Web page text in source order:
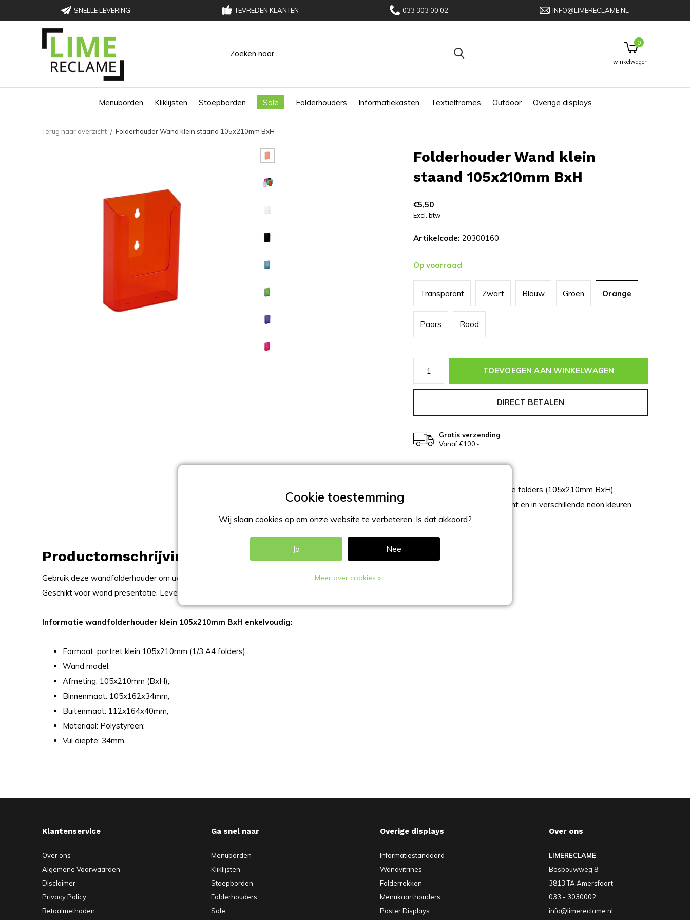
SNELLE LEVERING TEVREDEN KLANTEN 033 303 00 02 INFO@LIMERECLAME.NL
Menuborden Kliklijsten Stoepborden Folderhouders
Sale Informatiekasten Textielframes Outdoor Overige displays
winkelwagen
0
Terug naar overzicht Folderhouder Wand klein staand 105x210mm BxH
Folderhouder Wand klein
staand 105x210mm BxH
€5,50
Excl. btw
Artikelcode: 20300160
Op voorraad
Transparant Zwart Blauw Groen Orange
Paars Rood
TOEVOEGEN AAN WINKELWAGEN
DIRECT BETALEN
Gratis verzending
Vanaf €100,-
Beschrijving
Wanfolderhouder voor kleine folders (105x210mm BxH).
Leverbaar helder/transparant en in verschillende neon kleuren.
Productomschrijving
Gebruik deze wandfolderhouder om uw producten en diensten met een brochure te presenteren.
Geschikt voor wand presentatie. Leverbaar in helder/transparant, en diverse (neon) kleuren.
Informatie wandfolderhouder klein 105x210mm BxH enkelvoudig:
Formaat: portret klein 105x210mm (1/3 A4 folders);
Wand model;
Afmeting: 105x210mm (BxH);
Binnenmaat: 105x162x34mm;
Buitenmaat: 112x164x40mm;
Materiaal: Polystyreen;
Vul diepte: 34mm.
Klantenservice
Over ons
Algemene Voorwaarden
Disclaimer
Privacy Policy
Betaalmethoden
Ga snel naar
Menuborden
Kliklijsten
Stoepborden
Folderhouders
Sale
Overige displays
Informatiestandaard
Wandvitrines
Folderrekken
Menukaarthouders
Poster Displays
Over ons
LIMERECLAME
Bosbouwweg 8
3813 TA Amersfoort
033 - 3030002
info@limereclame.nl
Wij slaan cookies op om onze website te verbeteren. Is dat akkoord?
Ja Nee
Meer over cookies »